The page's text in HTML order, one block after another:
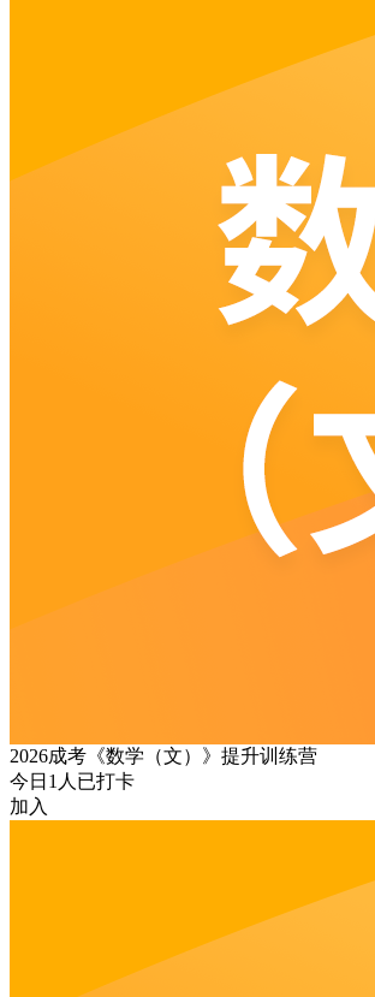
2026成考《数学（文）》提升训练营
今日 1 人已打卡
加入